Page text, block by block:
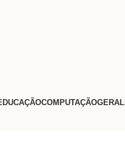
COMPUTAÇÃOGERAL